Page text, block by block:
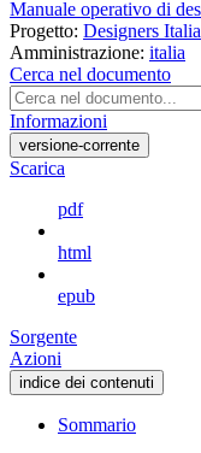
Manuale operativo di
Progetto: Designers Italia
Amministrazione: italia
Cerca nel documento
Informazioni
versione-corrente
Scarica
pdf
html
epub
Sorgente
Azioni
indice dei contenuti
Sommario